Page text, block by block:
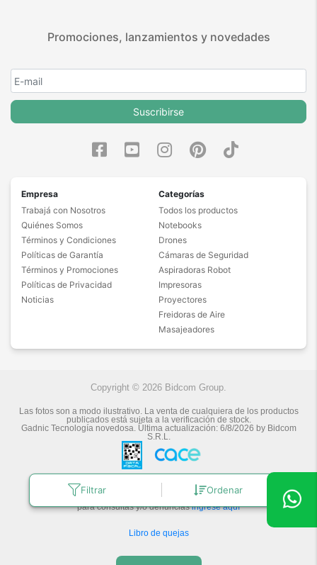
Filtrar Ordenar
Promociones, lanzamientos y novedades
Suscribirse
Empresa
Trabajá con Nosotros
Quiénes Somos
Términos y Condiciones
Políticas de Garantía
Términos y Promociones
Políticas de Privacidad
Noticias
Categorías
Todos los productos
Notebooks
Drones
Cámaras de Seguridad
Aspiradoras Robot
Impresoras
Proyectores
Freidoras de Aire
Masajeadores
Copyright © 2026 Bidcom Group.
Las fotos son a modo ilustrativo. La venta de cualquiera de los productos
publicados está sujeta a la verificación de stock.
Gadnic Tecnología novedosa.Última actualización: 6/8/2026 by Bidcom
S.R.L.
Botón de arrepentimiento
Defensa de las y los Consumidores
para consultas y/o denunciasingrese aquí
Libro de quejas